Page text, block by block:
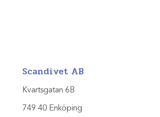
Scandivet AB
Kvartsgatan 6B
749 40 Enköping